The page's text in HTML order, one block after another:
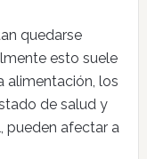
quedarse
esto suele
alimentación, los
de salud y
pueden afectar a